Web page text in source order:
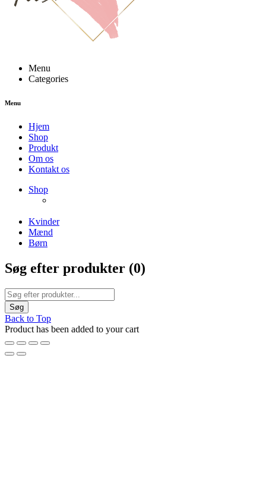
Menu
Categories
Menu
Hjem
Shop
Produkt
Om os
Kontakt os
Shop
Kvinder
Mænd
Børn
Søg efter produkter (0)
Back to Top
Product has been added to your cart